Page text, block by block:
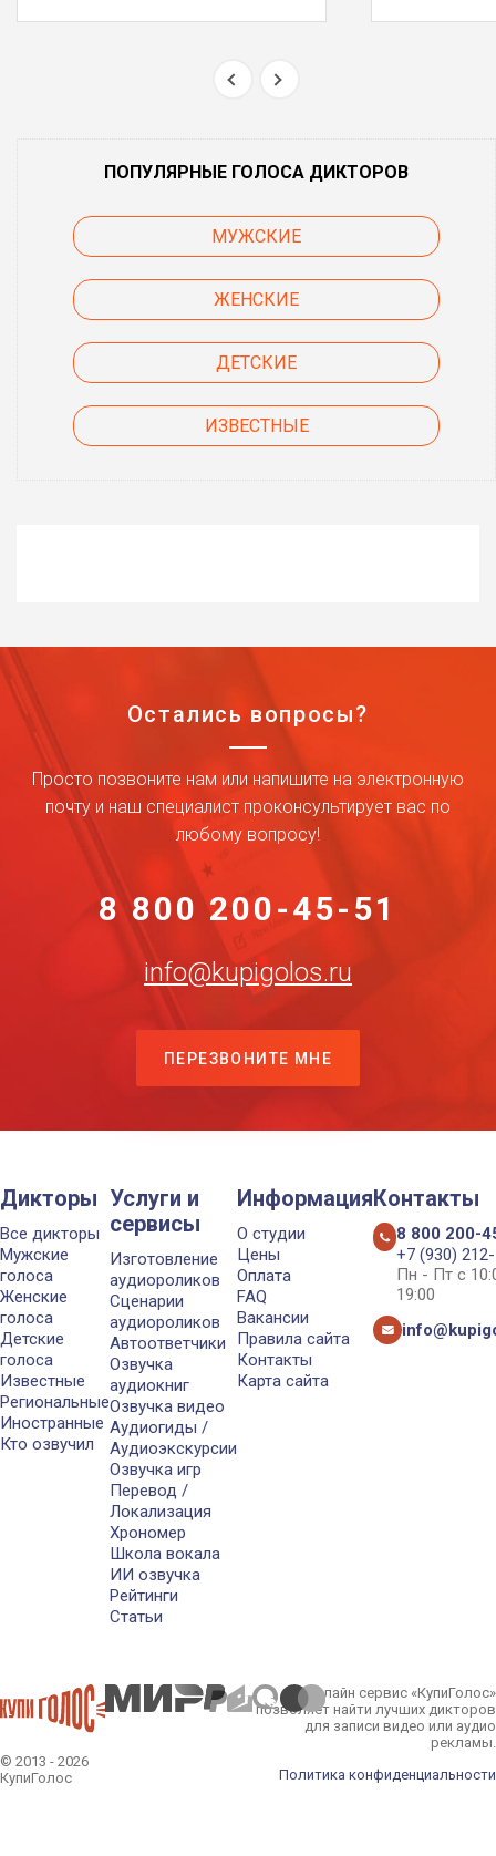
ПОПУЛЯРНЫЕ ГОЛОСА ДИКТОРОВ
МУЖСКИЕ
ЖЕНСКИЕ
ДЕТСКИЕ
ИЗВЕСТНЫЕ
Остались вопросы?
Просто позвоните нам или напишите на электронную
почту и наш специалист проконсультирует вас по
любому вопросу!
8 800 200-45-51
info@kupigolos.ru
ПЕРЕЗВОНИТЕ МНЕ
Дикторы
Все дикторы
Мужские
голоса
Женские
голоса
Детские
голоса
Известные
Региональные
Иностранные
Кто озвучил
Услуги и
сервисы
Изготовление
аудиороликов
Сценарии
аудиороликов
Автоответчики
Озвучка
аудиокниг
Озвучка видео
Аудиогиды /
Аудиоэкскурсии
Озвучка игр
Перевод /
Локализация
Хрономер
Школа вокала
ИИ озвучка
Рейтинги
Статьи
Информация
О студии
Цены
Оплата
FAQ
Вакансии
Правила сайта
Контакты
Карта сайта
Контакты
8 800 200-
+7 (930)
Пн - Пт с
19:00
© 2013 - 2026
КупиГолос
Онлайн сервис «КупиГолос»
позволяет найти лучших дикторов
для записи видео или аудио
рекламы.
Политика конфиденциальности